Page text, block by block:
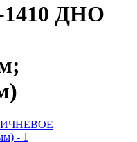
1410 ДНО